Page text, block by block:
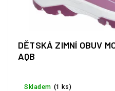
DĚTSKÁ ZIMNÍ OBUV
AQB
Skladem (1 ks)